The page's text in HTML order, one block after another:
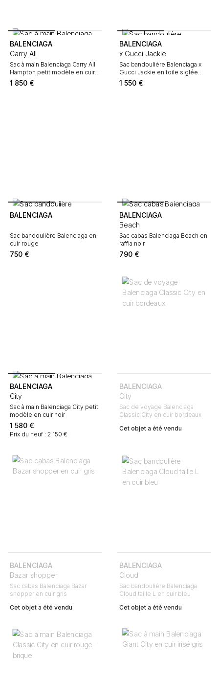
BALENCIAGA
Carry All
Sac à main Balenciaga Carry All
Hampton petit modèle en cuir
gris
1 850 €
BALENCIAGA
x Gucci Jackie
Sac bandoulière Balenciaga x
Gucci Jackie en toile siglée
beige et cuir marron
1 550 €
BALENCIAGA
Sac bandoulière Balenciaga en
cuir rouge
750 €
BALENCIAGA
Beach
Sac cabas Balenciaga Beach en
raffia noir
790 €
BALENCIAGA
City
Sac à main Balenciaga City petit
modèle en cuir noir
1 580 €
Prix du neuf : 2 150 €
BALENCIAGA
City
Sac de voyage Balenciaga
Classic City en cuir bordeaux
Cet objet a été vendu
BALENCIAGA
Bazar shopper
Sac cabas Balenciaga Bazar
shopper en cuir gris
Cet objet a été vendu
BALENCIAGA
Cloud
Sac bandoulière Balenciaga
Cloud taille L en cuir bleu
Cet objet a été vendu